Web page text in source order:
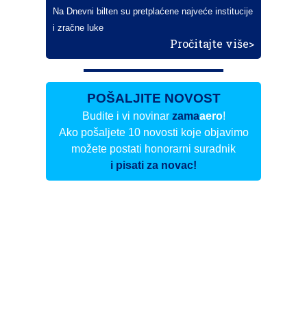
Na Dnevni bilten su pretplaćene najveće institucije
i zračne luke
Pročitajte više>
POŠALJITE NOVOST
Budite i vi novinar zamaaero!
Ako pošaljete 10 novosti koje objavimo
možete postati honorarni suradnik
i pisati za novac!